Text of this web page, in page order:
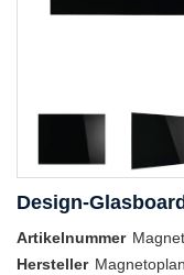
Design-
Artikelnummer
Hersteller Magnetoplan